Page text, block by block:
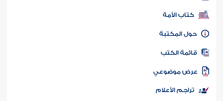
كتب PDF
كتاب الأمة
المكتبة
الكتب
موضوعي